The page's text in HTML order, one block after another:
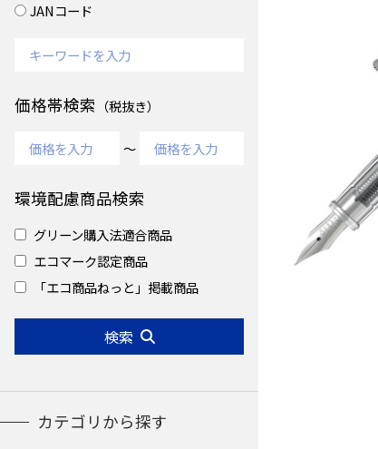
JANコード
価格帯検索 （税抜き）
～
環境配慮商品検索
グリーン購入法適合商品
エコマーク認定商品
「エコ商品ねっと」掲載商品
検索
カテゴリから探す